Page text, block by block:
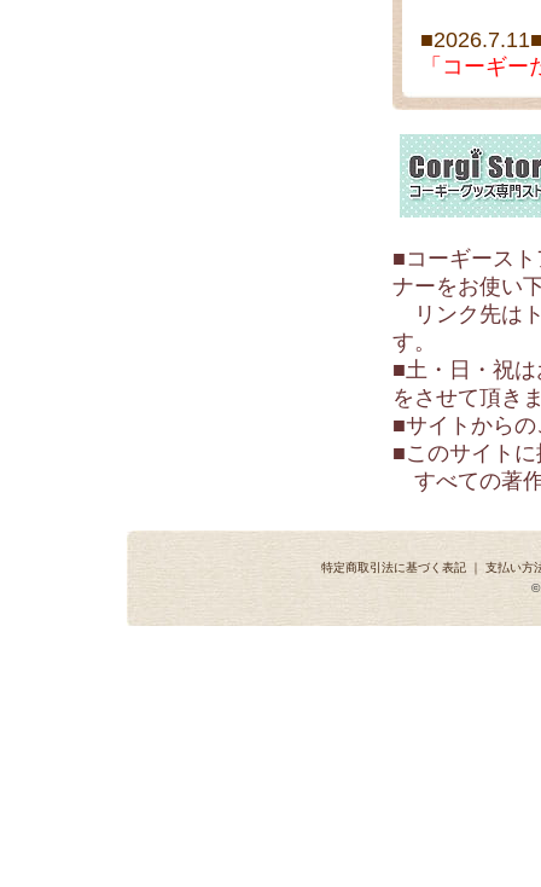
「コーギ
■コーギース
ナーをお使い
リンク先は
す。
■土・日・祝
をさせて頂き
■サイトから
■このサイト
すべての著
特定商取引法に基づく表記 ｜ 支払い方
©